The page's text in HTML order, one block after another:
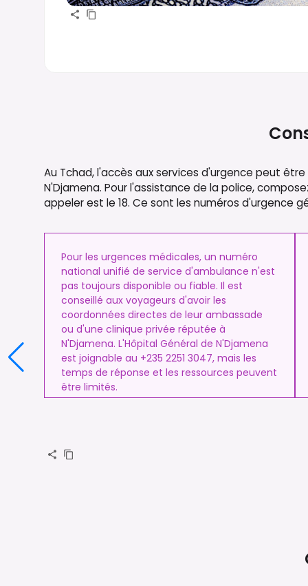
Au Tchad, l'accès aux services d'urgence peut
N'Djamena. Pour l'assistance de la police,
appeler est le 18. Ce sont les numéros d'urgence
Pour les urgences médicales, un numéro
national unifié de service d'ambulance n'est
pas toujours disponible ou fiable. Il est
conseillé aux voyageurs d'avoir les
coordonnées directes de leur ambassade
ou d'une clinique privée réputée à
N'Djamena. L'Hôpital Général de N'Djamena
est joignable au +235 2251 3047, mais les
temps de réponse et les ressources peuvent
être limités.